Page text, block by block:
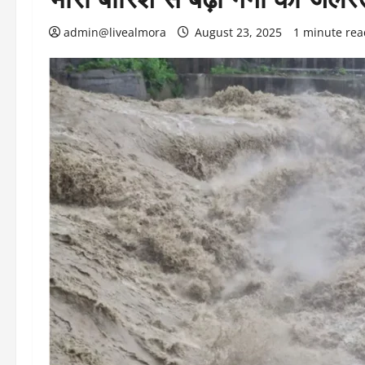
admin@livealmora August 23, 2025 1 minute